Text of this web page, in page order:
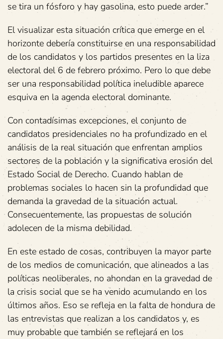
se tira un fósforo y hay gasolina, esto puede arder.”
El visualizar esta situación crítica que emerge en el
horizonte debería constituirse en una responsabilidad
de los candidatos y los partidos presentes en la liza
electoral del 6 de febrero próximo. Pero lo que debe
ser una responsabilidad política ineludible aparece
esquiva en la agenda electoral dominante.
Con contadísimas excepciones, el conjunto de
candidatos presidenciales no ha profundizado en el
análisis de la real situación que enfrentan amplios
sectores de la población y la significativa erosión del
Estado Social de Derecho. Cuando hablan de
problemas sociales lo hacen sin la profundidad que
demanda la gravedad de la situación actual.
Consecuentemente, las propuestas de solución
adolecen de la misma debilidad.
En este estado de cosas, contribuyen la mayor parte
de los medios de comunicación, que alineados a las
políticas neoliberales, no ahondan en la gravedad de
la crisis social que se ha venido acumulando en los
últimos años. Eso se refleja en la falta de hondura de
las entrevistas que realizan a los candidatos y, es
muy probable que también se reflejará en los